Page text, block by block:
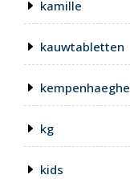
kamille
kauwtabletten
kempenhaeghe
kg
kids